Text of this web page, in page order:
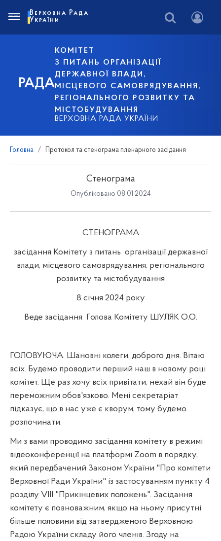
РАДА
КОМІТЕТ
З ПИТАНЬ ОРГАНІЗАЦІЇ
ДЕРЖАВНОЇ ВЛАДИ,
МІСЦЕВОГО САМОВРЯДУВАННЯ,
РЕГІОНАЛЬНОГО РОЗВИТКУ ТА
МІСТОБУДУВАННЯ
ВЕРХОВНА РАДА УКРАЇНИ
Верховна Рада
України
Головна Протокол та стенограма пленарного засідання
Стенограма
Опубліковано 08 01 2024
СТЕНОГРАМА
засідання Комітету з питань організації державної
влади, місцевого самоврядування, регіонального
розвитку та містобудування
8 січня 2024 року
Веде засідання Голова Комітету ШУЛЯК О.О.
ГОЛОВУЮЧА. Шановні колеги, доброго дня. Вітаю
всіх. Будемо проводити перший наш в новому році
комітет. Ще раз хочу всіх привітати, нехай він буде
переможним обов'язково. Мені секретаріат
підказує, що в нас уже є кворум, тому будемо
розпочинати.
Ми з вами проводимо засідання комітету в режимі
відеоконференції на платформі Zoom в порядку,
який передбачений Законом України "Про комітети
Верховної Ради України" із застосуванням пункту 4
розділу VIII " Прикінцевих положень". Засідання
комітету є повноважним, якщо на ньому присутні
більше половини від затвердженого Верховною
Радою України складу його членів. Згоду на